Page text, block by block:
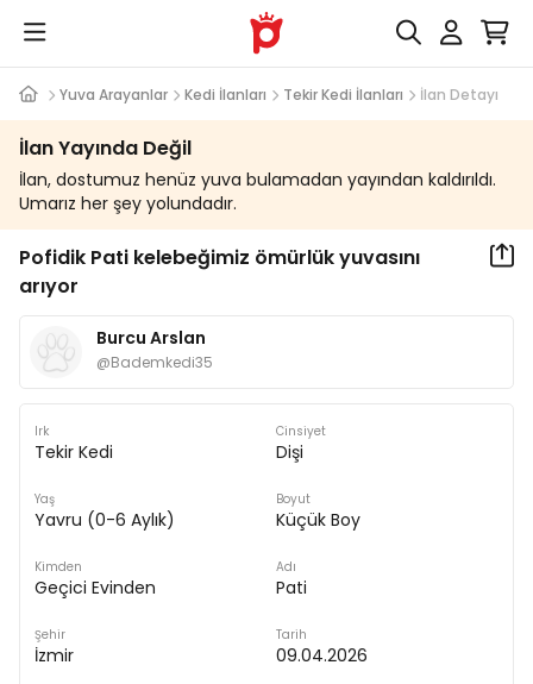
Yuva Arayanlar Kedi İlanları Tekir Kedi İlanları İlan Detayı
İlan Yayında Değil
İlan, dostumuz henüz yuva bulamadan yayından kaldırıldı.
Umarız her şey yolundadır.
Pofidik Pati kelebeğimiz ömürlük yuvasını
arıyor
Burcu Arslan
@Bademkedi35
Irk
Tekir Kedi
Cinsiyet
Dişi
Yaş
Yavru (0-6 Aylık)
Boyut
Küçük Boy
Kimden
Geçici Evinden
Adı
Pati
Şehir
İzmir
Tarih
09.04.2026